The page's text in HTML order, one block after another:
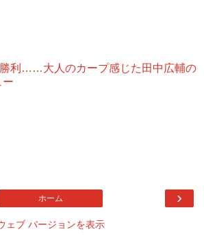
利……大人のカープ感じた田中広輔の
ー
›
ホーム
ェブ バージョンを表示